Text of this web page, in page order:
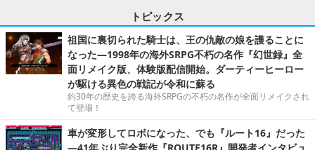
トピックス
祖国に裏切られた騎士は、王の仇敵の娘を護ることに
なった―1998年の海外SRPG不朽の名作『幻世録』全
面リメイク版、体験版配信開始。ダーティーヒーロー
が駆ける異色の戦記が令和に蘇る
約30年の歴史を誇る海外SRPGの不朽の名作が全面リメイクされ
て登場！
車が変形してロボになった、でも『ルート16』だった